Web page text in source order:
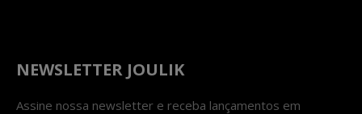
NEWSLETTER JOULIK
Assine nossa newsletter e receba lançamentos em